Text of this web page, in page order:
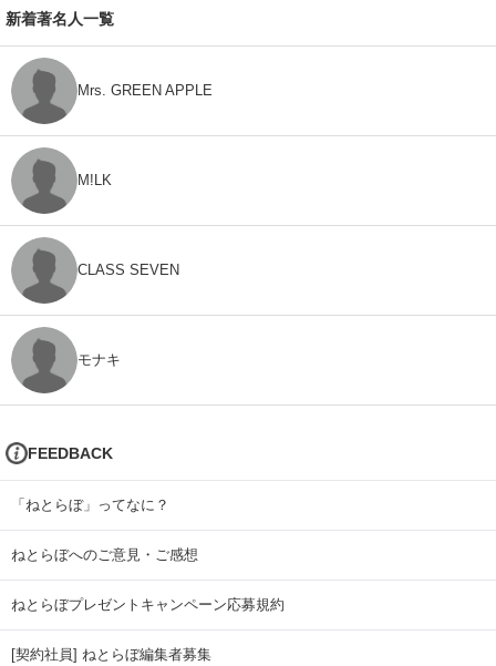
新着著名人一覧
Mrs. GREEN APPLE
M!LK
CLASS SEVEN
モナキ
FEEDBACK
「ねとらぼ」ってなに？
ねとらぼへのご意見・ご感想
ねとらぼプレゼントキャンペーン応募規約
[契約社員] ねとらぼ編集者募集